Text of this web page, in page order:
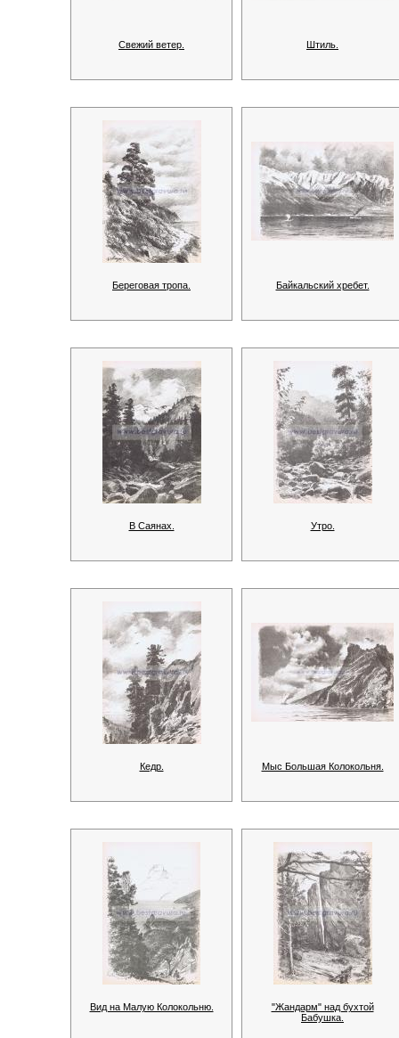
Свежий ветер. Штиль.
Береговая тропа. Байкальский хребет.
В Саянах. Утро.
Кедр. Мыс Большая Колокольня.
Вид на Малую Колокольню.
"Жандарм" над бухтой
Бабушка.